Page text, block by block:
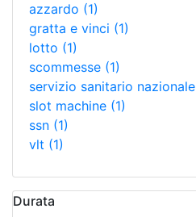
azzardo (1)
gratta e vinci (1)
lotto (1)
scommesse (1)
servizio sanitario nazionale
slot machine (1)
ssn (1)
vlt (1)
Durata